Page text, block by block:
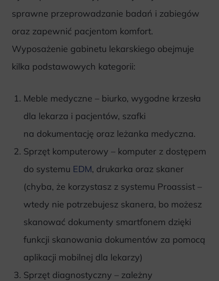
sprawne przeprowadzanie badań i zabiegów
oraz zapewnić pacjentom komfort.
Wyposażenie gabinetu lekarskiego obejmuje
kilka podstawowych kategorii:
Meble medyczne – biurko, wygodne krzesła
dla lekarza i pacjentów, szafki
na dokumentację oraz leżanka medyczna.
Sprzęt komputerowy – komputer z dostępem
do systemu EDM, drukarka oraz skaner
(chyba, że korzystasz z systemu Proassist –
wtedy nie potrzebujesz skanera, bo możesz
skanować dokumenty smartfonem dzięki
funkcji skanowania dokumentów za pomocą
aplikacji mobilnej dla lekarzy)
Sprzęt diagnostyczny – zależny